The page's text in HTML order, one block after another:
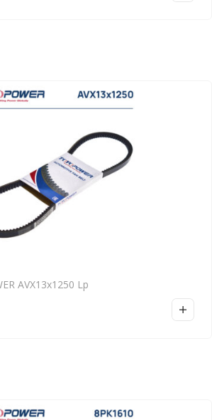
AVX13x1250 Lp